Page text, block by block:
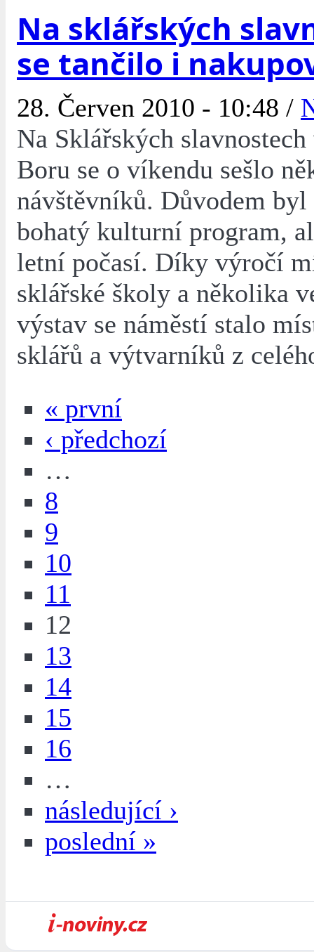
Na sklářských
se tančilo i
28. Červen 2010 - 10:48 /
Na Sklářských
Boru se o víkendu sešlo
návštěvníků. Důvodem byl
bohatý kulturní program,
letní počasí. Díky výročí
sklářské školy a několika
výstav se náměstí stalo
sklářů a výtvarníků z
« první
‹ předchozí
…
8
9
10
11
12
13
14
15
16
…
následující ›
poslední »